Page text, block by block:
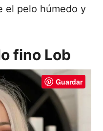
el pelo húmedo y
fino Lob
Guardar